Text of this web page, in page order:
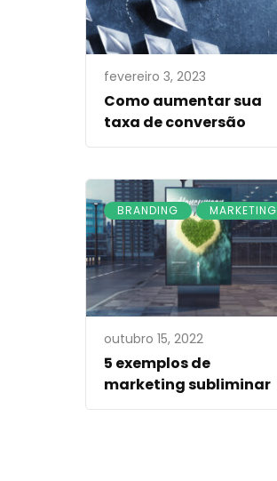
fevereiro 3, 2023
Como aumentar sua
taxa de conversão
BRANDING , MARKETING
outubro 15, 2022
5 exemplos de
marketing subliminar